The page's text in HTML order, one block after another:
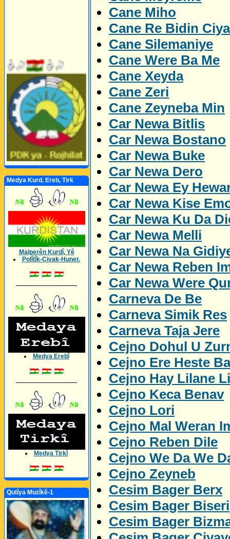
Medya Kurd, Ereb, Tirk
Malperên Kurdî, Yê
Polîtîk-Civak-Huner.
Medya Erebî
Medya Tirkî
Qutîya Muzîkê-1
Cane Miho
Cane Re Bidin
Cane Silemaniye
Cane Were Ba Me
Cane Xeyda
Cane Zeri
Cane Zeyneba Min
Car Newa Bitlis
Car Newa Bostano
Car Newa Buke
Car Newa Dero
Car Newa Ey
Car Newa Kise
Car Newa Ku Da
Car Newa Melli
Car Newa Na
Car Newa Reben
Car Newa Were
Carneva De Be
Carneva Simik Res
Carneva Taja Jere
Cejno Dohul U
Cejno Ere Heste
Cejno Hay Lilane
Cejno Keca Benav
Cejno Lori
Cejno Mal Weran
Cejno Reben Dile
Cejno We Da We
Cejno Zeyneb
Cesim Bager Berx
Cesim Bager Biseri
Cesim Bager